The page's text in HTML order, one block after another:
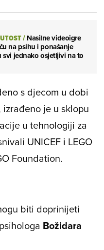
/Nasilne videoigre
na psihu i ponašanje
svi jednako osjetljivi na to
s djecom u dobi
je u sklopu
u tehnologiji za
UNICEF i LEGO
Foundation.
biti doprinijeti
Božidara